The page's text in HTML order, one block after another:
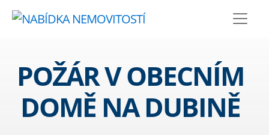
POŽÁR V OBECNÍM
DOMĚ NA DUBINĚ